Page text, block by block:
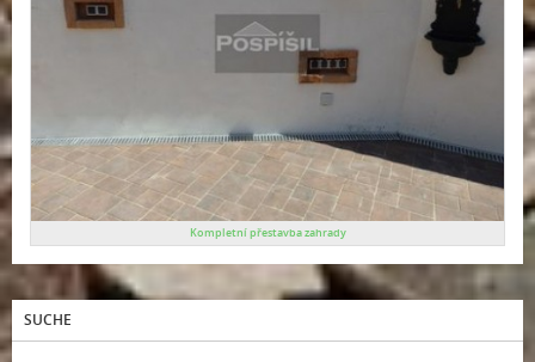
Kompletní přestavba zahrady
SUCHE